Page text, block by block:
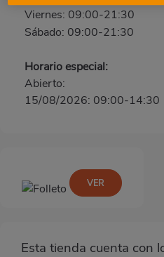
Viernes: 09:00-21:30
Sábado: 09:00-21:30
Horario especial:
Abierto:
15/08/2026: 09:00-14:30
Esta tienda cuenta con
VER